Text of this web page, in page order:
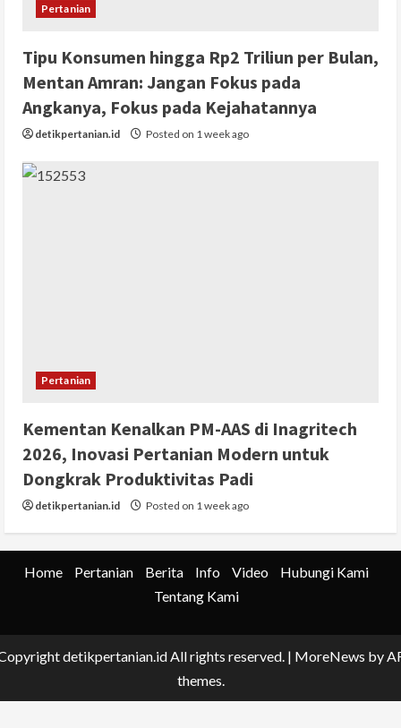
Pertanian
Tipu Konsumen hingga Rp2 Triliun per Bulan,
Mentan Amran: Jangan Fokus pada
Angkanya, Fokus pada Kejahatannya
detikpertanian.id Posted on 1 week ago
Pertanian
Kementan Kenalkan PM-AAS di Inagritech
2026, Inovasi Pertanian Modern untuk
Dongkrak Produktivitas Padi
detikpertanian.id Posted on 1 week ago
Home Pertanian Berita Info Video
Hubungi Kami
Tentang Kami
detikpertanian.id All rights reserved. | MoreNews by
themes.